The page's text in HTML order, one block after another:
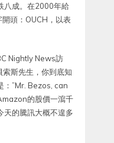
八成。在2000年給
頭：OUCH，以表
Nightly News訪
斯先生，你到底知
：”Mr. Bezos, can
的股價一瀉千
天的騰訊大概不遑多